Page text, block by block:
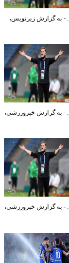
گزارش زیرنویس،
گزارش خبرورزشی،
گزارش خبرورزشی،